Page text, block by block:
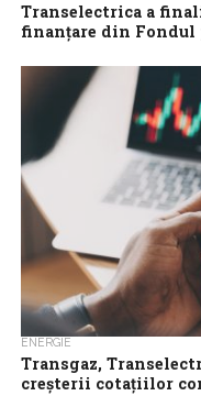
Transelectrica a
finanțare din
investiția privind
management al datelor
ENERGIE
Transgaz,
creșterii cotațiilor